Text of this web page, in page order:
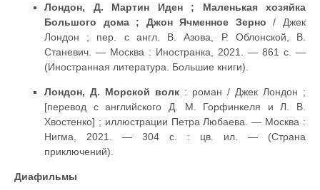
Лондон, Д. Мартин Иден ; Маленькая хозяйка
Большого дома ; Джон Ячменное Зерно / Джек
Лондон ; пер. с англ. В. Азова, Р. Облонской, В.
Станевич. — Москва : Иностранка, 2021. — 861 с. —
(Иностранная литература. Большие книги).
Лондон, Д. Морской волк : роман / Джек Лондон ;
[перевод с английского Д. М. Горфинкеля и Л. В.
Хвостенко] ; иллюстрации Петра Любаева. — Москва :
Нигма, 2021. — 304 с. : цв. ил. — (Страна
приключений).
Диафильмы